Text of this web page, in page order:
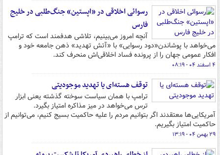
رسوائی اخلاقی در «اپستین» جنگ‌طلبی در خلیج
فارس
آنچه امروز می‌بینیم، تلاشی هدفمند است که ترامپ
می‌خواهد با پوشاندن«دود رسوایی» با «آتش تهدید» ذهن جامعه خود و
افکار عمومی جهان را از پرونده فساد اخلاقی‌اش منحرف کند.
۴ اسفند ۰۴ - ۰۸:۱۹
توقف هسته‌ای یا تهدید موجودیتی
ترامپ با همان سیاست سوخته گذشته یعنی ابزار
ترس می‌خواهد در میز مذاکره امتیاز بگیرد.
آمریکایی‌ها معتقدند اگر بتوانیم مردم را علیه حاکمیت بسیج کنیم، می‌توانیم از
حاکمیت امتیاز بگیریم.
۲۹ بهمن ۰۴ - ۱۳:۱۹